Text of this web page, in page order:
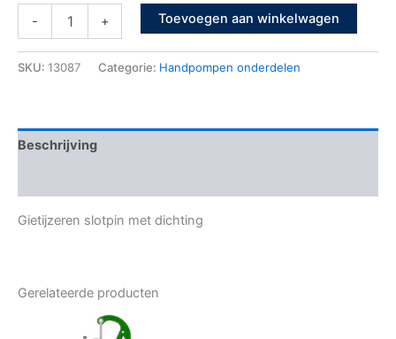
- + Toevoegen aan winkelwagen
SKU: 13087 Categorie: Handpompen onderdelen
Beschrijving
Gietijzeren slotpin met dichting
Gerelateerde producten